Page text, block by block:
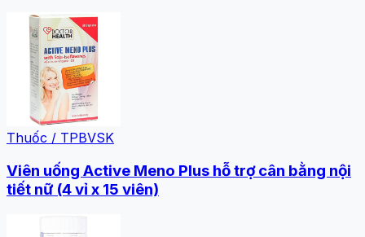
Thuốc / TPBVSK
Viên uống Active Meno Plus hỗ trợ cân bằng nội
tiết nữ (4 vỉ x 15 viên)